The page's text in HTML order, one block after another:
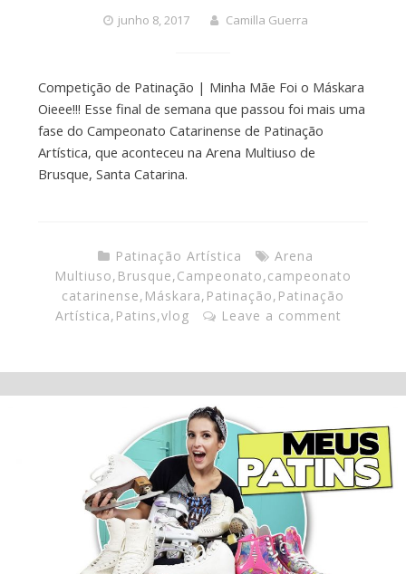
junho 8, 2017 Camilla Guerra
Competição de Patinação | Minha Mãe Foi o Máskara
Oieee!!! Esse final de semana que passou foi mais uma
fase do Campeonato Catarinense de Patinação
Artística, que aconteceu na Arena Multiuso de
Brusque, Santa Catarina.
Patinação Artística
Arena
Multiuso, Brusque,Campeonato,campeonato
catarinense, Máskara, Patinação, Patinação
Artística, Patins,vlog Leave a comment